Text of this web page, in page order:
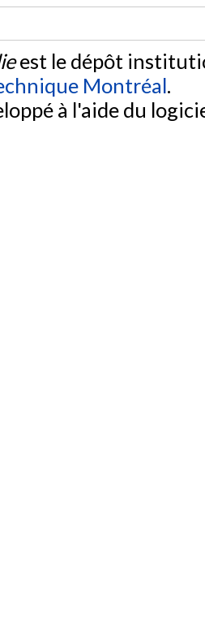
est le dépôt
Montréal.
à l'aide du